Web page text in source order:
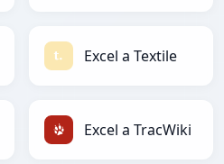
Excel a Textile
Excel a TracWiki